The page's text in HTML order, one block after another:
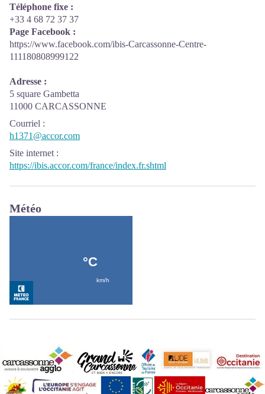
Téléphone fixe :
+33 4 68 72 37 37
Page Facebook :
https://www.facebook.com/ibis-Carcassonne-Centre-
111180808999122
Adresse :
5 square Gambetta
11000 CARCASSONNE
Courriel :
h1371@accor.com
Site internet :
https://ibis.accor.com/france/index.fr.shtml
Météo